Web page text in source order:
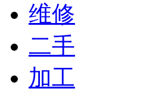
维修
二手
加工